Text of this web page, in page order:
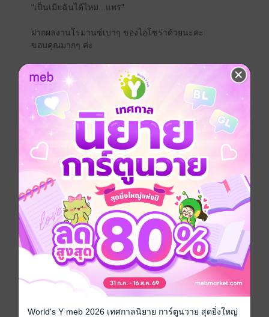
“เป็นเมียฉันได้ไหม...แพร”
ฝากผลงานโรมานซ์เบาๆ ของไอโซร่าด้วยนะคะ
ขอบคุณมากๆ ค่ะ
โรมานซ์ ซาตาน
ประเภทไฟล์ pdf, epub (สารบัญ)
วันที่วางขาย 19 มีนาคม 2562
ความยาว 114 หน้า (≈ 16,374 คำ)
ราคาปก 99 บาท (ประหยัด 44%)
เรื่องที่คุณน่าจะสนใจ
World's Y meb 2026 เทศกาลนิยาย การ์ตูนวาย สุดยิ่งใหญ่